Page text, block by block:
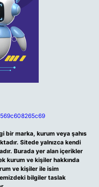
bir marka, kurum veya şahıs
Sitede yalnızca kendi
Burada yer alan içerikler
kurum ve kişiler hakkında
ve kişiler ile isim
bilgiler taslak